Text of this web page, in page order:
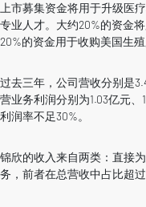
上市募集资金将用于升级医
专业人才。大约20%的资金
20%的资金用于收购美国生
过去三年，公司营收分别是
营业务利润分别为1.03亿元
利润率不足30%。
锦欣的收入来自两类：直接
务，前者在总营收中占比超